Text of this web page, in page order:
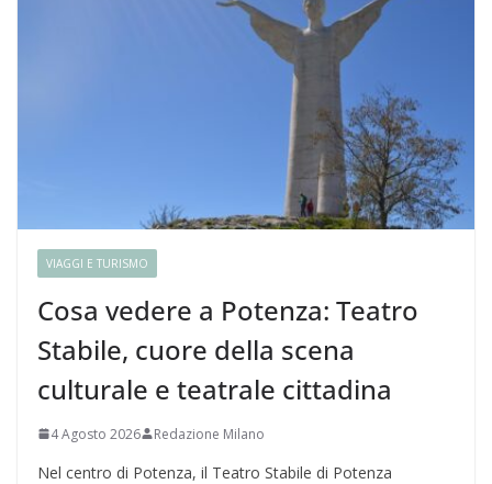
VIAGGI E TURISMO
Cosa vedere a Potenza: Teatro
Stabile, cuore della scena
culturale e teatrale cittadina
4 Agosto 2026 Redazione Milano
Nel centro di Potenza, il Teatro Stabile di Potenza